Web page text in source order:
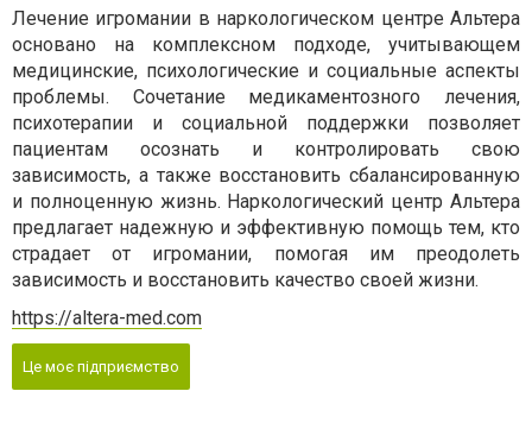
Лечение игромании в наркологическом центре Альтера
основано на комплексном подходе, учитывающем
медицинские, психологические и социальные аспекты
проблемы. Сочетание медикаментозного лечения,
психотерапии и социальной поддержки позволяет
пациентам осознать и контролировать свою
зависимость, а также восстановить сбалансированную
и полноценную жизнь. Наркологический центр Альтера
предлагает надежную и эффективную помощь тем, кто
страдает от игромании, помогая им преодолеть
зависимость и восстановить качество своей жизни.
https://altera-med.com
Це моє підприємство